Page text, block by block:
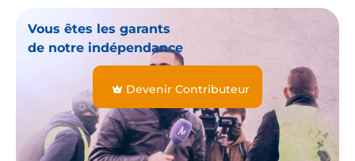
Vous êtes les garants
de notre indépendance
Devenir Contributeur